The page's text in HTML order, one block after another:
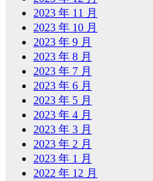
2023 年 11 月
2023 年 10 月
2023 年 9 月
2023 年 8 月
2023 年 7 月
2023 年 6 月
2023 年 5 月
2023 年 4 月
2023 年 3 月
2023 年 2 月
2023 年 1 月
2022 年 12 月